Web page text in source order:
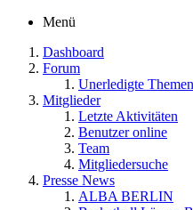
Menü
Dashboard
Forum
Unerledigte Themen
Mitglieder
Letzte Aktivitäten
Benutzer online
Team
Mitgliedersuche
Presse News
ALBA BERLIN